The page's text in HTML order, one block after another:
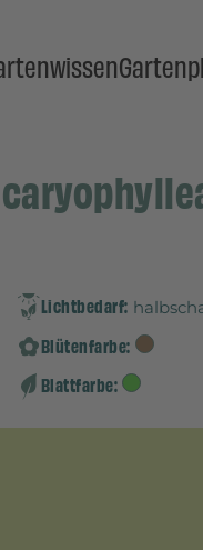
Lichtbedarf:
Blütenfarbe:
Blattfarbe: